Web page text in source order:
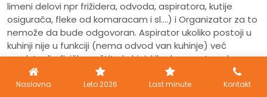
limeni delovi npr frižidera, odvoda, aspiratora, kutije
osigurača, fleke od komaracam i sl....) i Organizator za to
nemože da bude odgovoran. Aspirator ukoliko postoji u
kuhinji nije u funkciji (nema odvod van kuhinje) već
predstavlja fizičku zaštitu kuhinjskih elemenata od
isparenja sa rešoa. Organizator je dužan da obezbedi
funkcionalnost smeštaja, a ne da ulepšava njegov
Naslovna Leto 2026 Last minute Kontakt